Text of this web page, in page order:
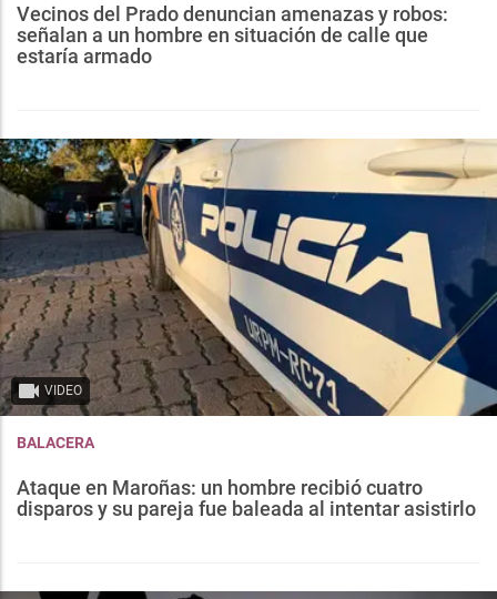
Vecinos del Prado denuncian amenazas y robos:
señalan a un hombre en situación de calle que
estaría armado
VIDEO
BALACERA
Ataque en Maroñas: un hombre recibió cuatro
disparos y su pareja fue baleada al intentar asistirlo